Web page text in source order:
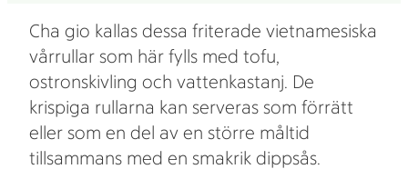
Cha gio kallas dessa friterade vietnamesiska
vårrullar som här fylls med tofu,
ostronskivling och vattenkastanj. De
krispiga rullarna kan serveras som förrätt
eller som en del av en större måltid
tillsammans med en smakrik dippsås.